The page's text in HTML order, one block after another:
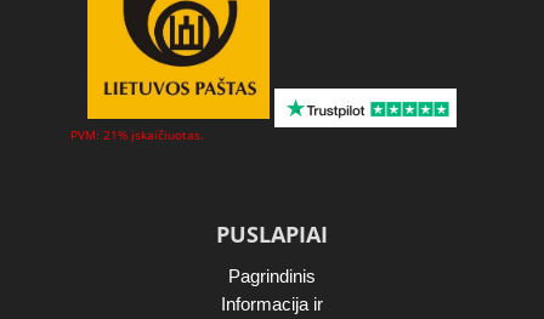
PVM: 21% įskaičiuotas.
PUSLAPIAI
Pagrindinis
Informacija ir